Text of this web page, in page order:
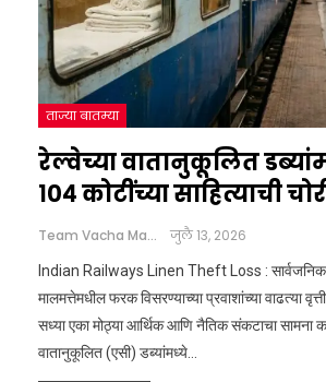
ताज्या बातम्या
रेल्वेच्या वातानुकूलित
१०४ कोटींच्या साहित्याची
Team Vacha Marathi जुलै 13, 2026
Indian Railways Linen Theft Loss :
मालमत्तेमधील फरक विसरण्याच्या प्रवाशांच्या वाढत्या
सध्या एका मोठ्या आर्थिक आणि नैतिक संकटाचा सामना
वातानुकूलित (एसी) डब्यांमध्ये…